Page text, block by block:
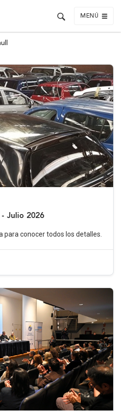
MENÚ
Julio 2026
para conocer todos los detalles.